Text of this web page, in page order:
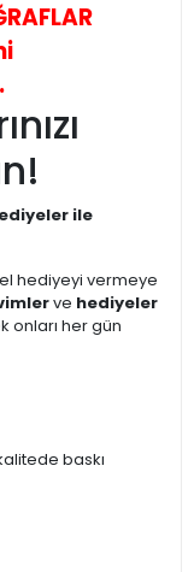
ile
hediyeyi vermeye
ve hediyeler
onları her gün
baskı